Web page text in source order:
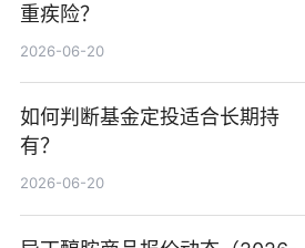
重疾险？
2026-06-20
如何判断基金定投适合长期持
有？
2026-06-20